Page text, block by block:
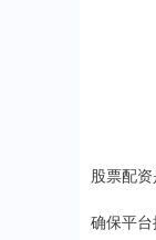
股票配
确保平